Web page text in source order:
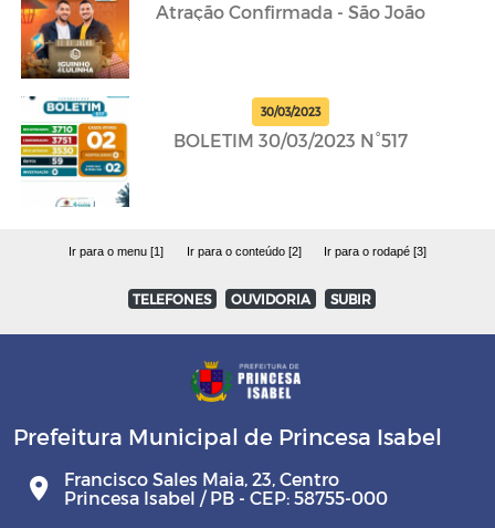
Atração Confirmada - São João
30/03/2023
BOLETIM 30/03/2023 N°517
Ir para o menu [1] Ir para o conteúdo [2] Ir para o rodapé [3]
TELEFONES OUVIDORIA SUBIR
Prefeitura Municipal de Princesa Isabel
Francisco Sales Maia, 23, Centro
Princesa Isabel / PB - CEP: 58755-000